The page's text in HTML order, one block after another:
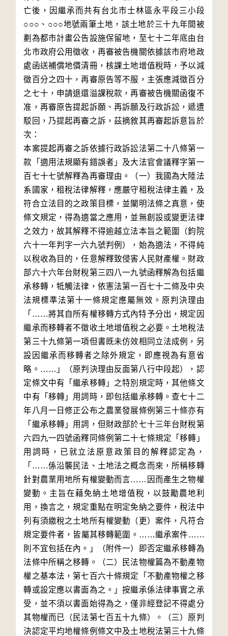
亡後，因繼承而共有台北市士林區永平段三小段
○○○、○○○地號兩筆土地，該土地於三十九年間被
劃為都市計畫公告設施保留地，至七十二年底由台
北市政府公用徵收，再審被告機關依據該市府地政
處函送補償地價清冊，核課土地增值稅時，予以減
徵百分之四十，再審原告等不服，主張應減徵百分
之七十，申請退還溢課稅款，再審被告機關函復不
准，再審原告提起訴願、再訴願及行政訴訟，遞遭
駁回，乃提起再審之訴，茲摘敘其再審起訴意旨於
次：
本案提起再審之訴依據行政訴訟法第二十八條第一
款「適用法規顯有錯誤者」及大法官會議釋字第一
百七十七號解釋為再審理由。（一）我國為大陸法
系國家，租稅法律解釋，應嚴守租稅法律主義，及
符合立法目的之政策目標，並闡明法條之真意，使
條文規定，得為適當之應用，並無創設或變更法律
之效力，故其解釋不得逾越立法本旨之範圍（鈞院
六十一年判字一六九號判例），始為適法，不得純
以稅收為目的，任意解釋致侵害人民財產權。財政
部六十六年台財稅第三四八一九號函釋解為包括繼
承移轉，牴觸法律，依憲法第一百七十二條及中央
法規標準法第十一條規定應屬無效。原判決理由
「……將其自所有權移轉方式內特予分出，規定因
繼承而移轉者不徵收土地增值稅之必要。土地稅法
第三十九條第一項但書既未仿效相同立法成例，另
設因繼承而移轉者之除外規定，即應視為有意省
略。……」（原判決理由反面第八行中段起），認
定條文中有「繼承移轉」之特別規定時，其他條文
中有「移轉」用詞時，即包括繼承移轉。查七十二
年八月一日修正公布之農業發展條例第三十條亦有
「繼承移轉」用詞，但財政部於七十三年台財稅第
六四九一四號函釋同條例第二十七條規定「移轉」
用詞時，已就立法原意政策目的解釋認定為，
「……係沿襲民法、土地法之概念而來，所稱移轉
針對農業用地所有權變動而言……因而產生之物權
變動。主旨在藉免納土地增值稅，以鼓勵農地利
用，換言之，規定重點在明定免納之要件，稅法中
列有須繳稅之土地所有權變動（更）案件，凡符合
規定要件者，皆屬其移轉範圍。……繼承案件……
則不宜包括在內。」（附件一）即否定繼承移轉為
法條中所稱之移轉。（二）民法物權篇為不動產物
權之基本法，第七百六十條規定「不動產物權之移
轉或設定應以書面為之。」按繼承係法律事實之承
受，並不須以書面始得為之，僅非經登記不得處分
其物權而已（民法第七百五十九條）。（三）原判
決認定平均地權條例條文中及土地稅法第三十九條